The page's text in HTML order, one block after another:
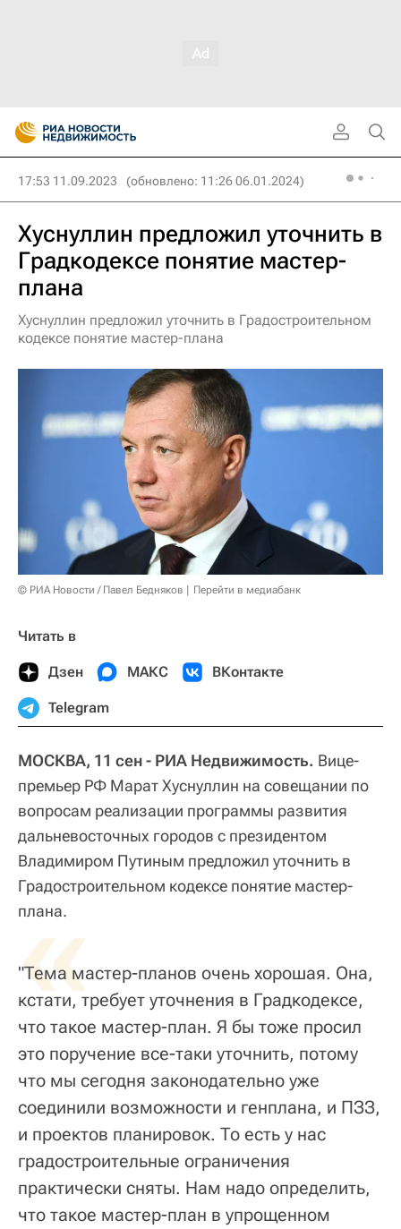
17:53 11.09.2023 (обновлено: 11:26 06.01.2024)
Хуснуллин предложил уточнить в
Градкодексе понятие мастер-
плана
Хуснуллин предложил уточнить в Градостроительном
кодексе понятие мастер-плана
© РИА Новости / Павел Бедняков Перейти в медиабанк
Читать в
Дзен МАКС ВКонтакте
Telegram
МОСКВА, 11 сен - РИА Недвижимость. Вице-
премьер РФ Марат Хуснуллин на совещании по
вопросам реализации программы развития
дальневосточных городов с президентом
Владимиром Путиным предложил уточнить в
Градостроительном кодексе понятие мастер-
плана.
«
"Тема мастер-планов очень хорошая. Она,
кстати, требует уточнения в Градкодексе,
что такое мастер-план. Я бы тоже просил
это поручение все-таки уточнить, потому
что мы сегодня законодательно уже
соединили возможности и генплана, и ПЗЗ,
и проектов планировок. То есть у нас
градостроительные ограничения
практически сняты. Нам надо определить,
что такое мастер-план в упрощенном